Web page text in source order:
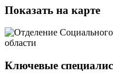
Показать на карте
Ключевые